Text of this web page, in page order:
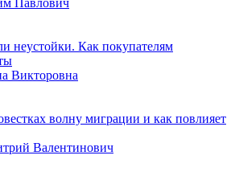
неустойки. Как покупателям
Викторовна
волну миграции и как повлияет
Валентинович